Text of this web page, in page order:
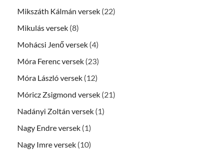
Mikszáth Kálmán versek (22)
Mikulás versek (8)
Mohácsi Jenő versek (4)
Móra Ferenc versek (23)
Móra László versek (12)
Móricz Zsigmond versek (21)
Nadányi Zoltán versek (1)
Nagy Endre versek (1)
Nagy Imre versek (10)